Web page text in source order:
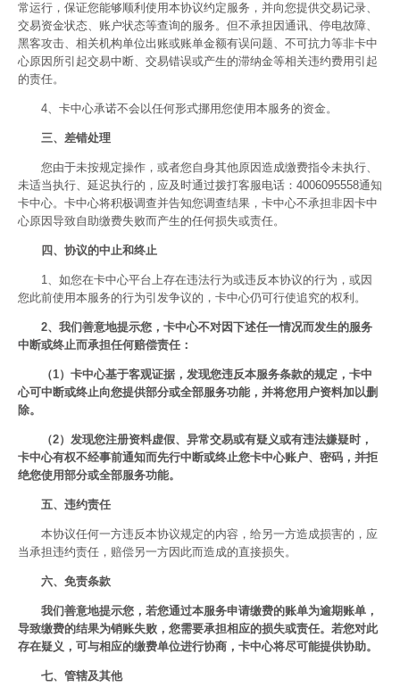
常运行，保证您能够顺利使用本协议约定服务，并向您提供交易记录、
交易资金状态、账户状态等查询的服务。但不承担因通讯、停电故障、
黑客攻击、相关机构单位出账或账单金额有误问题、不可抗力等非卡中
心原因所引起交易中断、交易错误或产生的滞纳金等相关违约费用引起
的责任。
4、卡中心承诺不会以任何形式挪用您使用本服务的资金。
三、差错处理
您由于未按规定操作，或者您自身其他原因造成缴费指令未执行、
未适当执行、延迟执行的，应及时通过拨打客服电话：4006095558通知
卡中心。卡中心将积极调查并告知您调查结果，卡中心不承担非因卡中
心原因导致自助缴费失败而产生的任何损失或责任。
四、协议的中止和终止
1、如您在卡中心平台上存在违法行为或违反本协议的行为，或因
您此前使用本服务的行为引发争议的，卡中心仍可行使追究的权利。
2、我们善意地提示您，卡中心不对因下述任一情况而发生的服务
中断或终止而承担任何赔偿责任：
（1）卡中心基于客观证据，发现您违反本服务条款的规定，卡中
心可中断或终止向您提供部分或全部服务功能，并将您用户资料加以删
除。
（2）发现您注册资料虚假、异常交易或有疑义或有违法嫌疑时，
卡中心有权不经事前通知而先行中断或终止您卡中心账户、密码，并拒
绝您使用部分或全部服务功能。
五、违约责任
本协议任何一方违反本协议规定的内容，给另一方造成损害的，应
当承担违约责任，赔偿另一方因此而造成的直接损失。
六、免责条款
我们善意地提示您，若您通过本服务申请缴费的账单为逾期账单，
导致缴费的结果为销账失败，您需要承担相应的损失或责任。若您对此
存在疑义，可与相应的缴费单位进行协商，卡中心将尽可能提供协助。
七、管辖及其他